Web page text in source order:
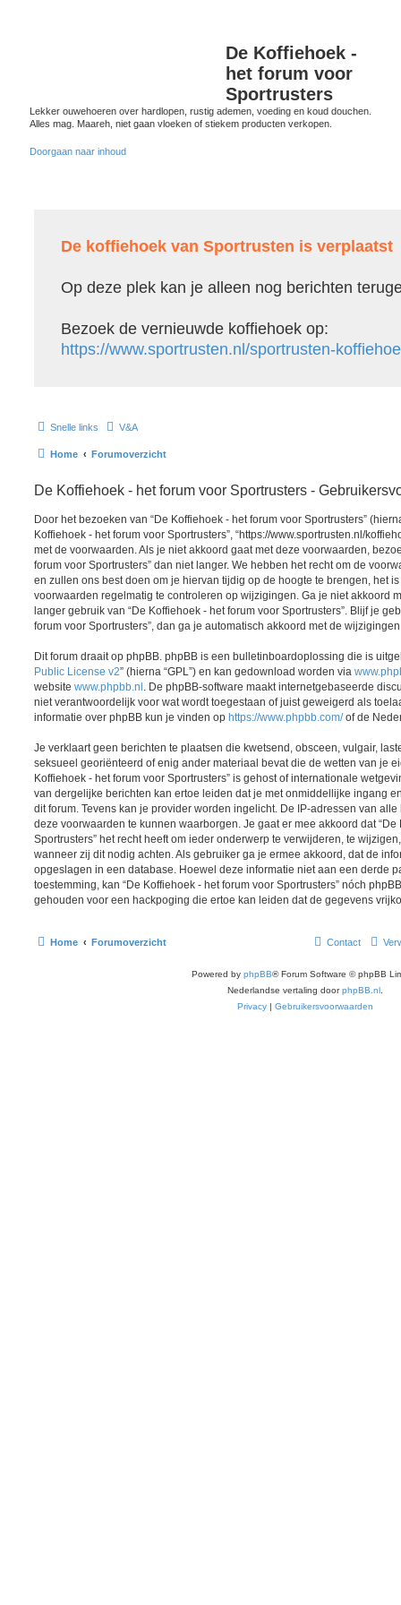
De Koffiehoek -
het forum voor
Sportrusters
Lekker ouwehoeren over hardlopen, rustig ademen, voeding en koud douchen.
Alles mag. Maareh, niet gaan vloeken of stiekem producten verkopen.
Doorgaan naar inhoud
De koffiehoek van Sportrusten is verplaatst
Op deze plek kan je alleen nog berichten
Bezoek de vernieuwde koffiehoek op:
https://www.sportrusten.nl/sportrusten-
Snelle links V&A
Home Forumoverzicht
De Koffiehoek - het forum voor Sportrusters -
Door het bezoeken van “De Koffiehoek - het forum voor Sportrusters”
Koffiehoek - het forum voor Sportrusters”, “https://www.sportrusten.nl/
met de voorwaarden. Als je niet akkoord gaat met deze voorwaarden,
forum voor Sportrusters” dan niet langer. We hebben het recht om de
en zullen ons best doen om je hiervan tijdig op de hoogte te brengen, het
voorwaarden regelmatig te controleren op wijzigingen. Ga je niet akkoord
langer gebruik van “De Koffiehoek - het forum voor Sportrusters”. Blijf je
forum voor Sportrusters”, dan ga je automatisch akkoord met de
Dit forum draait op phpBB. phpBB is een bulletinboardoplossing die is
Public License v2” (hierna “GPL”) en kan gedownload worden via
website www.phpbb.nl . De phpBB-software maakt internetgebaseerde
niet verantwoordelijk voor wat wordt toegestaan of juist geweigerd als
informatie over phpBB kun je vinden op https://www.phpbb.com/of de
Je verklaart geen berichten te plaatsen die kwetsend, obsceen, vulgair,
seksueel georiënteerd of enig ander materiaal bevat die de wetten van je
Koffiehoek - het forum voor Sportrusters” is gehost of internationale
van dergelijke berichten kan ertoe leiden dat je met onmiddellijke ingang
dit forum. Tevens kan je provider worden ingelicht. De IP-adressen van
deze voorwaarden te kunnen waarborgen. Je gaat er mee akkoord dat “De
Sportrusters” het recht heeft om ieder onderwerp te verwijderen, te
wanneer zij dit nodig achten. Als gebruiker ga je ermee akkoord, dat de
opgeslagen in een database. Hoewel deze informatie niet aan een derde
toestemming, kan “De Koffiehoek - het forum voor Sportrusters” nóch
gehouden voor een hackpoging die ertoe kan leiden dat de gegevens
Home Forumoverzicht Contact
Powered by phpBB® Forum Software © phpBB
Nederlandse vertaling doorphpBB.nl.
Privacy | Gebruikersvoorwaarden